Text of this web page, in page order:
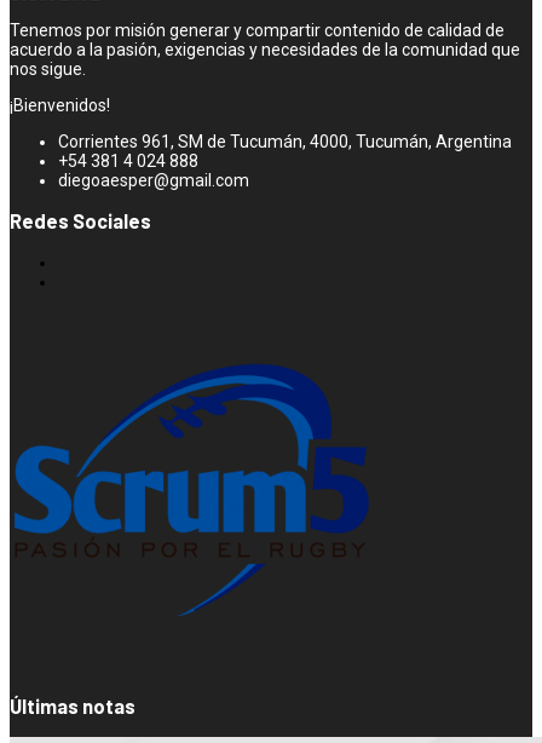
Tenemos por misión generar y compartir contenido de calidad de
acuerdo a la pasión, exigencias y necesidades de la comunidad que
nos sigue.
¡Bienvenidos!
Corrientes 961, SM de Tucumán, 4000, Tucumán, Argentina
+54 381 4 024 888
diegoaesper@gmail.com
Redes Sociales
Últimas notas